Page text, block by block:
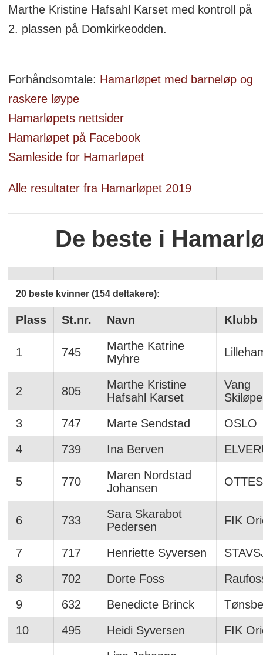
Marthe Kristine Hafsahl Karset med kontroll på
2. plassen på Domkirkeodden.
Forhåndsomtale: Hamarløpet med barneløp og
raskere løype
Hamarløpets nettsider
Hamarløpet på Facebook
Samleside for Hamarløpet
Alle resultater fra Hamarløpet 2019
De beste i
20 beste kvinner (154 deltakere):
Plass St.nr. Navn Klubb
1 745
Marthe Katrine
Myhre
2 805
Marthe Kristine
Hafsahl Karset
Vang
3
747 Marte Sendstad
OSLO
4
739 Ina Berven
5 770
Maren Nordstad
Johansen
6 733
Sara Skarabot
Pedersen
FIK
7 717 Henriette Syversen
8
702 Dorte Foss
9
632 Benedicte Brinck
10
495 Heidi Syversen
FIK